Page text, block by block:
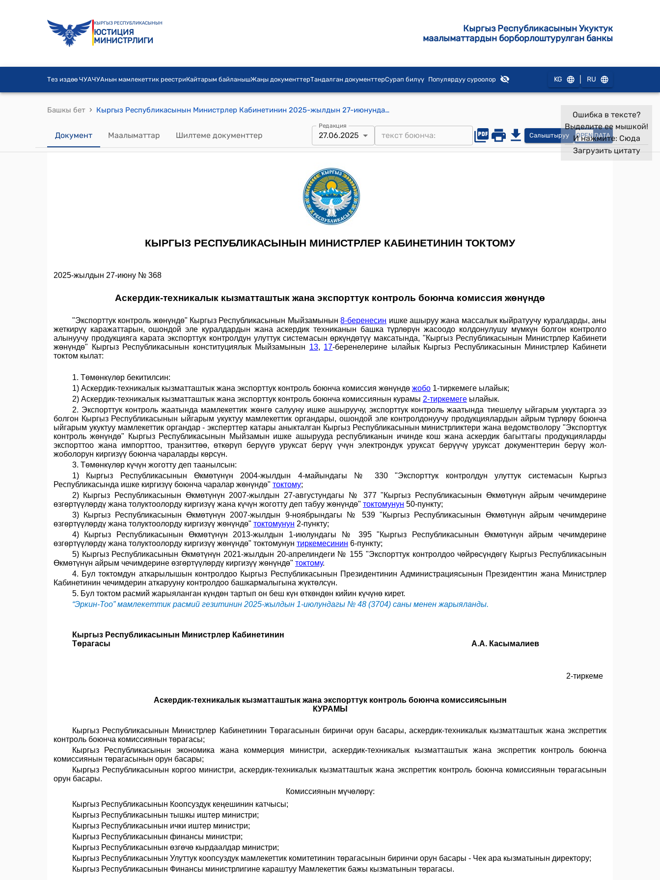
КЫРГЫЗ РЕСПУБЛИКАСЫНЫН
ЮСТИЦИЯ
МИНИСТРЛИГИ
Кыргыз Республикасынын Укуктук
маалыматтардын борборлоштурулган банкы
Тез издөө ЧУАЧУАнын мамлекеттик реестриКайтарым байланышЖаңы документтерТандалган документтерСурап билүү Популярдуу суроолор KG RU
Башкы бет › Кыргыз Республикасынын Министрлер Кабинетинин 2025-жылдын 27-июнундагы № 368 "Аскердик-техникалык кызматташтык жана экспорттук контроль боюнча комиссия жөнүндө" токтому
Документ Маалыматтар Шилтеме документтер
Редакция
27.06.2025 Салыштыруу OPEN DATA
Ошибка в тексте?
Выделите ее мышкой!
И нажмите: Сюда
Загрузить цитату